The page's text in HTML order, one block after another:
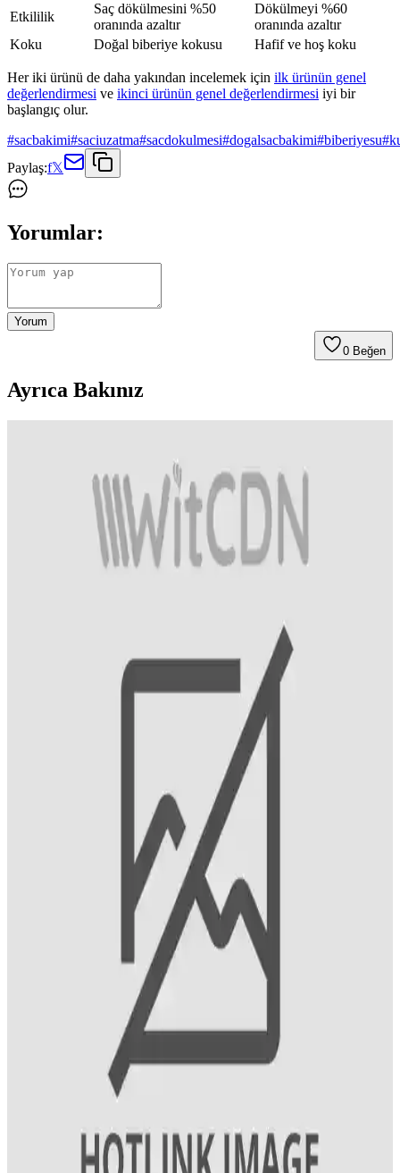
Etkililik
Saç dökülmesini %50
oranında azaltır
Dökülmeyi %60
oranında azaltır
Koku
Doğal biberiye kokusu Hafif ve hoş koku
Her iki ürünü de daha yakından incelemek için ilk ürünün genel
değerlendirmesi ve ikinci ürünün genel değerlendirmesi iyi bir
başlangıç olur.
#sacbakimi#saciuzatma#sacdokulmesi#dogalsacbakimi#biberiyesu#
Paylaş:f𝕏
Yorumlar:
Yorum
0 Beğen
Ayrıca Bakınız
Saç Derisi Koruma Çözümleri
Saç ve saç derisinde bitlere karşı etkili olan sirke bazlı şampuanlar,
doğal içerikleri ve kullanımı kolay yapısıyla öne çıkar. Farklı ürün
seçenekleriyle geniş kullanıcı kitlesine hitap eder.
Saç Tipine Uygun Sıvı Saç Kremi Seçimi ve
Saç tipine uygun sıvı saç kremi seçimi, saç sağlığını korumak ve
istenen görünüm için önemlidir. Doğru ürün ve uygulama ile
Erkekler İçin Schwarzkopf Men Perfect 80 Kahve
Siyah Saç Boyası Özellikleri ve Kullanım Rehberi
Schwarzkopf Men Perfect 80 Kahve Siyah, 5 dakikada beyazları
kapatan, amonyak içermeyen, pratik ve doğal görünümlü erkek saç
Philips ve Ventoso Saç Kurutma Makineleri
Karşılaştırması: Performans ve Özellikler Analizi
Philips ve Ventoso markalarının saç kurutma makineleri
performansını, teknolojik özelliklerini ve kullanıcı deneyimlerini
detaylı karşılaştırıyoruz.
Erkekler İçin Güvenilir Saç Dökülmesi Bakım
Yöntemleri ve Ürün Seçimi Rehberi
Erkeklerde yaygın görülen saç dökülmesi sorununa karşı güvenilir
ürünler ve doğru bakım teknikleriyle saç sağlığını koruma yollarını
Keratin ile Saç Güçlendirme ve Parlaklık Artırıcı
Bakım Rehberi
Saçların doğal yapısını koruyan keratin, güçlendirici ve parlaklık
ürün seçimiyle sağlıklı, parlak saçlara kavuşun.